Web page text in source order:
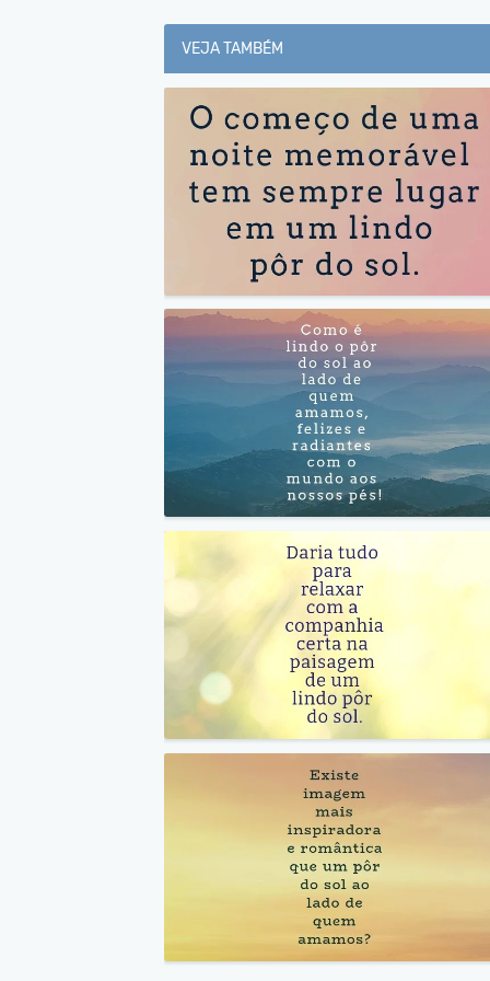
VEJA TAMBÉM